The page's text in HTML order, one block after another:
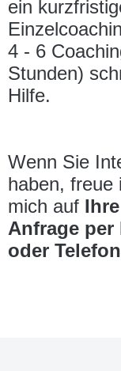
ein
4 - 6
Stunden)
Hilfe.
Wenn Sie
haben, freue
mich auf Ihre
Anfrage per
oder